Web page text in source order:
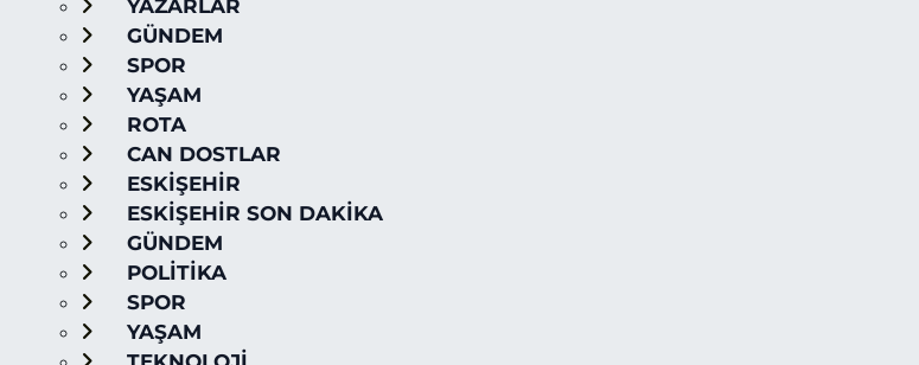
YAZARLAR
GÜNDEM
SPOR
YAŞAM
ROTA
CAN DOSTLAR
ESKİŞEHİR
ESKİŞEHİR SON DAKİKA
GÜNDEM
POLİTİKA
SPOR
YAŞAM